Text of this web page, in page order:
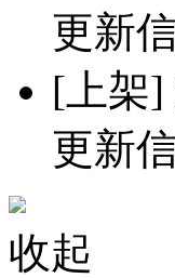
更新
[上架]
更新
收起